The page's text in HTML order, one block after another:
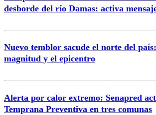
desborde del río Damas: activa
Nuevo temblor sacude el norte del
magnitud y el epicentro
Alerta por calor extremo: Senapred
Temprana Preventiva en tres comunas